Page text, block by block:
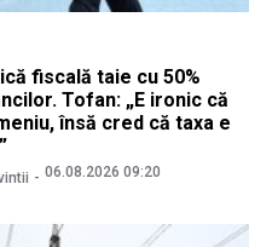
fiscală taie cu 50%
Tofan: „E ironic că
însă cred că taxa e
06.08.2026 09:20